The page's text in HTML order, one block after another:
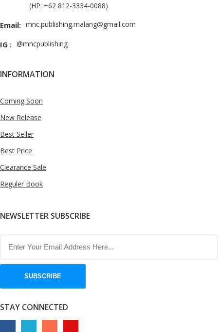
(HP: +62 812-3334-0088)
Email: mnc.publishing.malang@gmail.com
IG : @mncpublishing
INFORMATION
Coming Soon
New Release
Best Seller
Best Price
Clearance Sale
Reguler Book
NEWSLETTER SUBSCRIBE
SUBSCRIBE
STAY CONNECTED